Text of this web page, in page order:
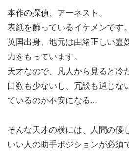
本作の探偵、アーネスト。
表紙を飾っているイケメンです。
英国出身、地元は由緒正しい霊
力をもっています。
天才なので、凡人から見ると冷
口数も少ないし、冗談も通じな
ているのか不安になる…
そんな天才の横には、人間の優
いい人の助手ポジションが必須